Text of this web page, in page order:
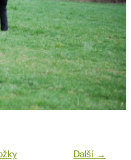
Další →